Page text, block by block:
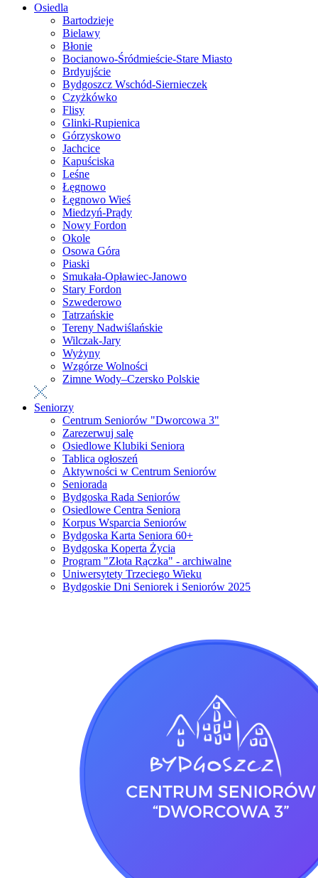
Osiedla
Bartodzieje
Bielawy
Błonie
Bocianowo-Śródmieście-Stare Miasto
Brdyujście
Bydgoszcz Wschód-Siernieczek
Czyżkówko
Flisy
Glinki-Rupienica
Górzyskowo
Jachcice
Kapuściska
Leśne
Łęgnowo
Łęgnowo Wieś
Miedzyń-Prądy
Nowy Fordon
Okole
Osowa Góra
Piaski
Smukała-Opławiec-Janowo
Stary Fordon
Szwederowo
Tatrzańskie
Tereny Nadwiślańskie
Wilczak-Jary
Wyżyny
Wzgórze Wolności
Zimne Wody–Czersko Polskie
Seniorzy
Centrum Seniorów "Dworcowa 3"
Zarezerwuj salę
Osiedlowe Klubiki Seniora
Tablica ogłoszeń
Aktywności w Centrum Seniorów
Seniorada
Bydgoska Rada Seniorów
Osiedlowe Centra Seniora
Korpus Wsparcia Seniorów
Bydgoska Karta Seniora 60+
Bydgoska Koperta Życia
Program "Złota Rączka" - archiwalne
Uniwersytety Trzeciego Wieku
Bydgoskie Dni Seniorek i Seniorów 2025